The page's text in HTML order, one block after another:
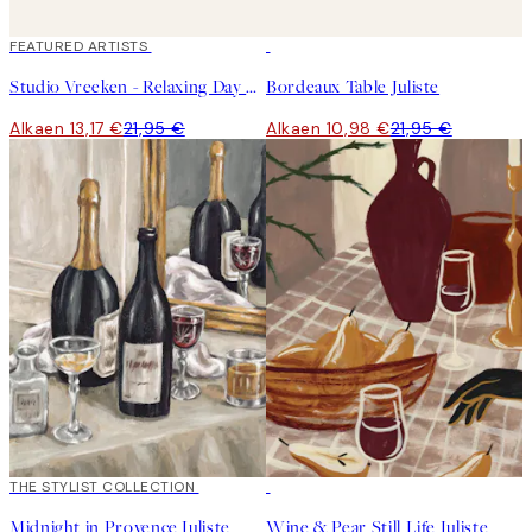
40%*
FEATURED ARTISTS
Studio Vreeken - Relaxing Day No1 Juliste
Alkaen 13,17 €21,95 €
Bordeaux Table Juliste
Alkaen 10,98 €21,95 €
50%*
THE STYLIST COLLECTION
Midnight in Provence Juliste Wine & Pear Still Life Juliste